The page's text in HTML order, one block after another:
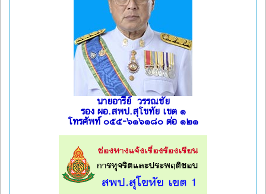
นายอารีย์ วรรณชัย
รอง ผอ.สพป.สุโขทัย เขต ๑
โทรศัพท์ ๐๕๕-๖๑๖๑๘๐ ต่อ ๑๒๑